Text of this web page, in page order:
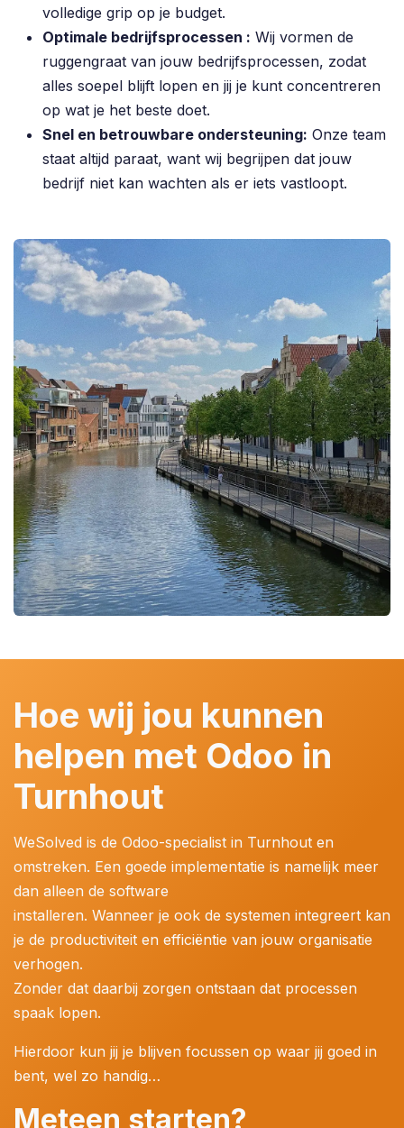
volledige grip op je budget.
Optimale bedrijfsprocessen : Wij vormen de
ruggengraat van jouw bedrijfsprocessen, zodat
alles soepel blijft lopen en jij je kunt concentreren
op wat je het beste doet.
Snel en betrouwbare ondersteuning: Onze team
staat altijd paraat, want wij begrijpen dat jouw
bedrijf niet kan wachten als er iets vastloopt.
Hoe wij jou kunnen
helpen met Odoo in
Turnhout
WeSolved is de Odoo-specialist in Turnhout en
omstreken. Een goede implementatie is namelijk meer
dan alleen de software
installeren. Wanneer je ook de systemen integreert kan
je de productiviteit en efficiëntie van jouw organisatie
verhogen.
Zonder dat daarbij zorgen ontstaan dat processen
spaak lopen.
Hierdoor kun jij je blijven focussen op waar jij goed in
bent, wel zo handig…
Meteen starten?